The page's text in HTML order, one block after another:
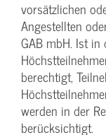
vorsätzlichen
Angestellten
GAB mbH. Ist
berechtigt,
werden in der
berücksichtigt.